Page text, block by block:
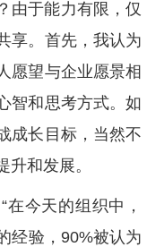
由于能力有限，仅
享。首先，我认为
愿望与企业愿景相
智和思考方式。如
成长目标，当然不
和发展。
今天的组织中，
经验，90%被认为